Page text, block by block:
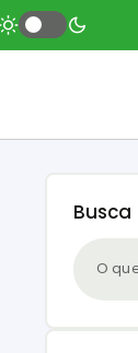
Busca